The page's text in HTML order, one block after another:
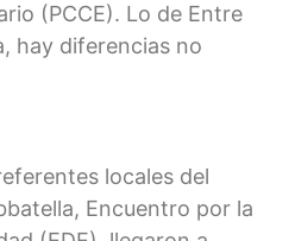
(PCCE). Lo de Entre
hay diferencias no
locales del
Encuentro por la